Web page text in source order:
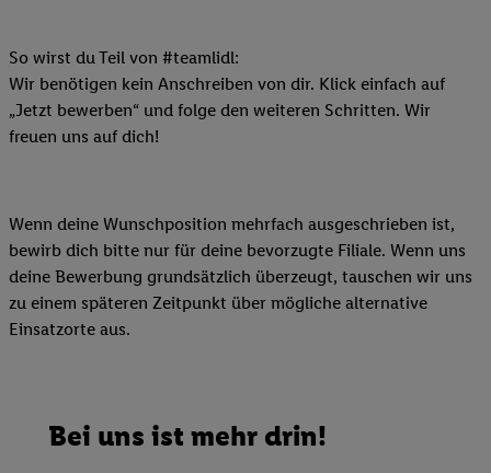
So wirst du Teil von #teamlidl:
Wir benötigen kein Anschreiben von dir. Klick einfach auf
„Jetzt bewerben“ und folge den weiteren Schritten. Wir
freuen uns auf dich!
Wenn deine Wunschposition mehrfach ausgeschrieben ist,
bewirb dich bitte nur für deine bevorzugte Filiale. Wenn uns
deine Bewerbung grundsätzlich überzeugt, tauschen wir uns
zu einem späteren Zeitpunkt über mögliche alternative
Einsatzorte aus.
Bei uns ist mehr drin!